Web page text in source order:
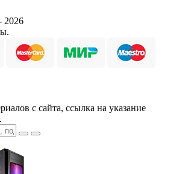
2026
с сайта, ссылка на указание